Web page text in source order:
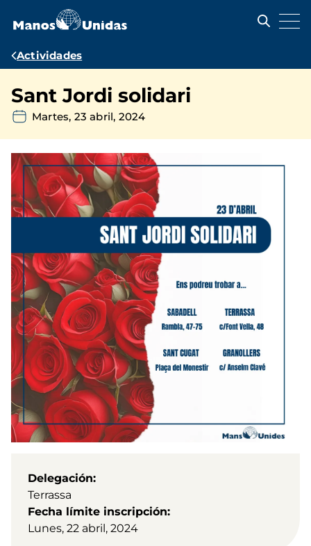
contenido
Ruta
navegación
Actividades
Sant Jordi solidari
Martes, 23 abril, 2024
Delegación
Terrassa
Fecha límite inscripción
Lunes, 22 abril, 2024